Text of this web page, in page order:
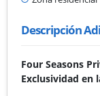
Descripción
Four Seasons
Exclusividad en